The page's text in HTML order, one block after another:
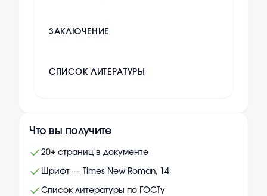
ЗАКЛЮЧЕНИЕ
СПИСОК ЛИТЕРАТУРЫ
Что вы получите
20+ страниц в документе
Шрифт — Times New Roman, 14
Список литературы по ГОСТу